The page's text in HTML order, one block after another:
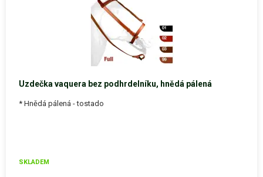
Uzdečka vaquera bez podhrdelníku, hnědá pálená
* Hnědá pálená - tostado
SKLADEM